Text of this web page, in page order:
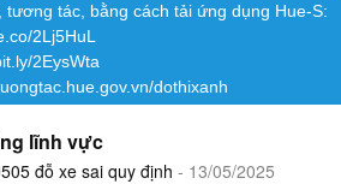
tương tác, bằng cách tải ứng dụng Hue-S:
2Lj5HuL
2EysWta
dothixanh
lĩnh vực
đỗ xe sai quy định - 13/05/2025